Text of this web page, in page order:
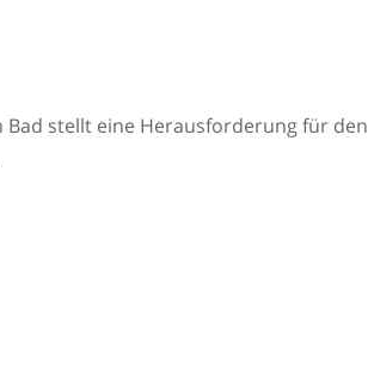
Bad stellt eine Herausforderung für den